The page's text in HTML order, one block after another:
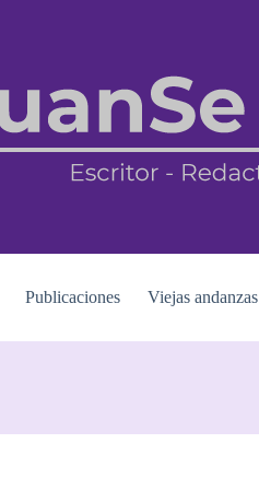
Publicaciones Viejas andanzas